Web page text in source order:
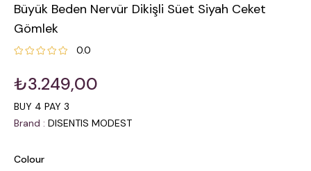
Büyük Beden Nervür Dikişli Süet Siyah Ceket
Gömlek
0.0
₺3.249,00
BUY 4 PAY 3
Brand : DISENTIS MODEST
Colour